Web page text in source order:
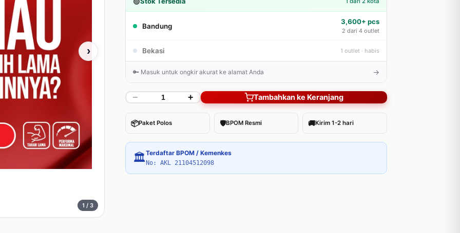
›
1 / 3
Bandung
3,600+ pcs
2 dari 4 outlet
Bekasi 1 outlet · habis
🔑 Masuk untuk ongkir akurat ke alamat Anda →
− + Tambahkan ke Keranjang
📦Paket Polos 🛡BPOM Resmi 🚚Kirim 1-2 hari
🏛Terdaftar BPOM / Kemenkes
No: AKL 21104512098